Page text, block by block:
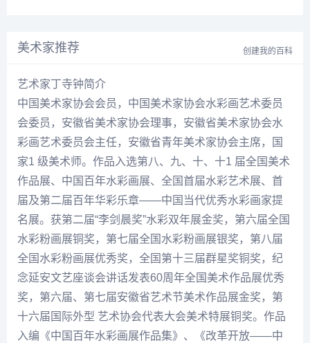
美术家推荐 创建我的百科
艺术家丁寺钟简介
中国美术家协会会员，中国美术家协会水彩画艺术委员
会委员，安徽省美术家协会理事，安徽省美术家协会水
彩画艺术委员会主任，安徽省青年美术家协会主席，国
家1 级美术师。作品入选第八、九、十、十1 届全国美术
作品展、中国百年水彩画展、全国首届水彩艺术展、首
届及第二届百年华彩乐章――中国当代优秀水彩画家提
名展。获第二届“李剑 晨奖”水彩双年展金奖，第六届全国
水彩粉画展铜奖，第七届全国水彩粉画展银奖，第八届
全国水彩粉画展优秀奖，全国第十三届群星奖铜奖， 纪
念延安文艺座谈会讲话发表60周年全国美术作品展优秀
奖，第六届、第七届安徽省艺术节美术作品展金奖，第
十六届国际外型 艺术协会代表大会美术特展铜奖。作品
入编《中国百年水彩画展作品集》、《改革开放――中